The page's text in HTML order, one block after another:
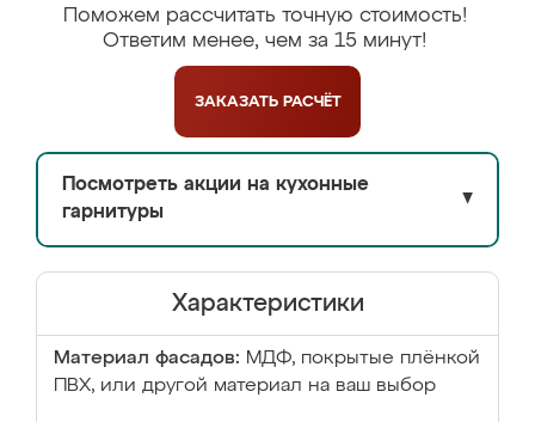
Поможем рассчитать точную стоимость!
Ответим менее, чем за 15 минут!
ЗАКАЗАТЬ РАСЧЁТ
Посмотреть акции на кухонные
гарнитуры
▼
Характеристики
Материал фасадов: МДФ, покрытые плёнкой
ПВХ, или другой материал на ваш выбор